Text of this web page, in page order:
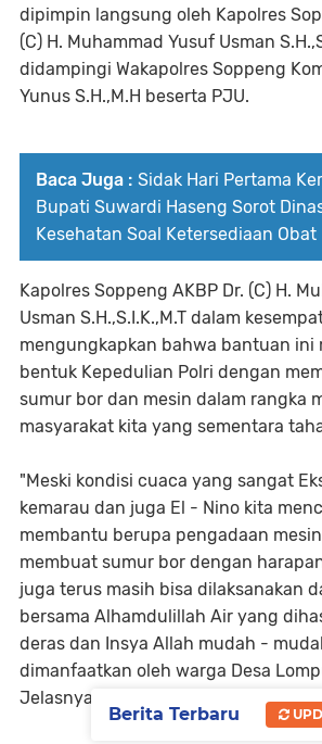
dipimpin langsung oleh Kapolres
(C) H. Muhammad Yusuf Usman
didampingi Wakapolres Soppeng
Yunus S.H.,M.H beserta PJU.
Baca Juga : Sidak Hari Pertama
Bupati Suwardi Haseng Sorot
Kesehatan Soal Ketersediaan Obat
Kapolres Soppeng AKBP Dr. (C) H.
Usman S.H.,S.I.K.,M.T dalam
mengungkapkan bahwa bantuan ini
bentuk Kepedulian Polri dengan
sumur bor dan mesin dalam rangka
masyarakat kita yang sementara
"Meski kondisi cuaca yang sangat
kemarau dan juga El - Nino kita
membantu berupa pengadaan
membuat sumur bor dengan
juga terus masih bisa dilaksanakan
bersama Alhamdulillah Air yang
deras dan Insya Allah mudah -
dimanfaatkan oleh warga Desa
Jelasnya
Berita Terbaru